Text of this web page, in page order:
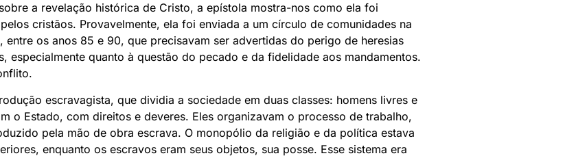
a revelação histórica de Cristo, a epístola mostra-nos como ela foi
cristãos. Provavelmente, ela foi enviada a um círculo de comunidades na
entre os anos 85 e 90, que precisavam ser advertidas do perigo de heresias
especialmente quanto à questão do pecado e da fidelidade aos mandamentos.
escravagista, que dividia a sociedade em duas classes: homens livres e
o Estado, com direitos e deveres. Eles organizavam o processo de trabalho,
pela mão de obra escrava. O monopólio da religião e da política estava
enquanto os escravos eram seus objetos, sua posse. Esse sistema era